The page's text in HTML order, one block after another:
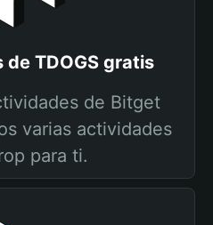
TDOGS gratis
de Bitget
varias actividades
para ti.